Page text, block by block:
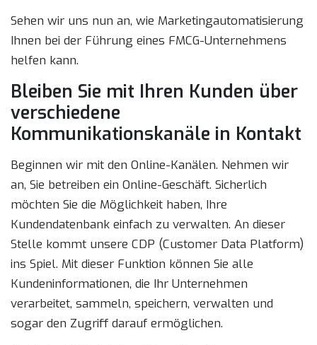
Sehen wir uns nun an, wie Marketingautomatisierung
Ihnen bei der Führung eines FMCG-Unternehmens
helfen kann.
Bleiben Sie mit Ihren Kunden über
verschiedene
Kommunikationskanäle in Kontakt
Beginnen wir mit den Online-Kanälen. Nehmen wir
an, Sie betreiben ein Online-Geschäft. Sicherlich
möchten Sie die Möglichkeit haben, Ihre
Kundendatenbank einfach zu verwalten. An dieser
Stelle kommt unsere CDP (Customer Data Platform)
ins Spiel. Mit dieser Funktion können Sie alle
Kundeninformationen, die Ihr Unternehmen
verarbeitet, sammeln, speichern, verwalten und
sogar den Zugriff darauf ermöglichen.